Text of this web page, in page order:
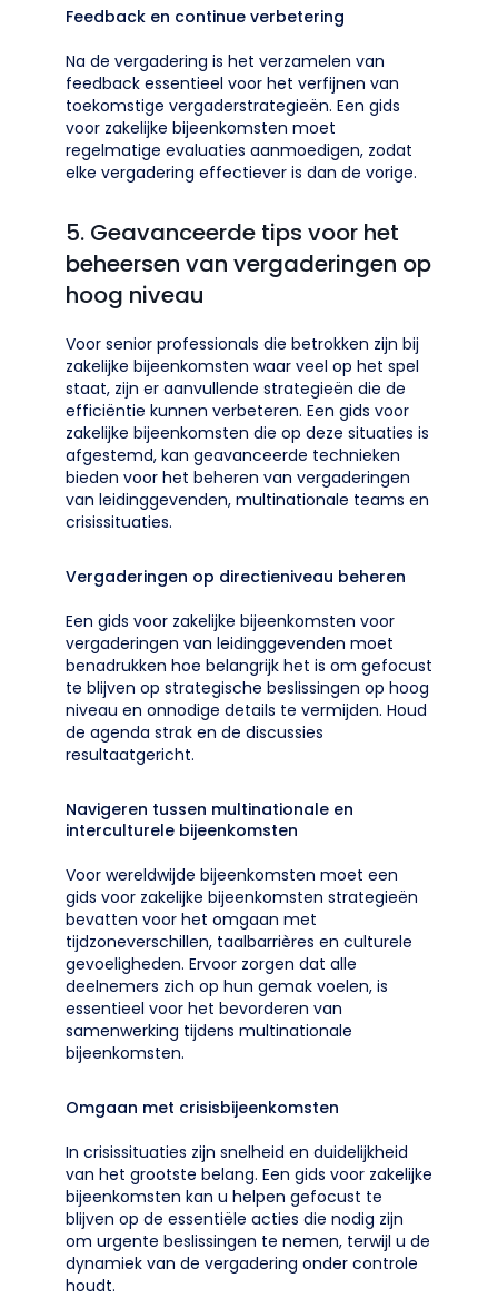
Feedback en continue verbetering
Na de vergadering is het verzamelen van
feedback essentieel voor het verfijnen van
toekomstige vergaderstrategieën. Een gids
voor zakelijke bijeenkomsten moet
regelmatige evaluaties aanmoedigen, zodat
elke vergadering effectiever is dan de vorige.
5. Geavanceerde tips voor het
beheersen van vergaderingen op
hoog niveau
Voor senior professionals die betrokken zijn bij
zakelijke bijeenkomsten waar veel op het spel
staat, zijn er aanvullende strategieën die de
efficiëntie kunnen verbeteren. Een gids voor
zakelijke bijeenkomsten die op deze situaties is
afgestemd, kan geavanceerde technieken
bieden voor het beheren van vergaderingen
van leidinggevenden, multinationale teams en
crisissituaties.
Vergaderingen op directieniveau beheren
Een gids voor zakelijke bijeenkomsten voor
vergaderingen van leidinggevenden moet
benadrukken hoe belangrijk het is om gefocust
te blijven op strategische beslissingen op hoog
niveau en onnodige details te vermijden. Houd
de agenda strak en de discussies
resultaatgericht.
Navigeren tussen multinationale en
interculturele bijeenkomsten
Voor wereldwijde bijeenkomsten moet een
gids voor zakelijke bijeenkomsten strategieën
bevatten voor het omgaan met
tijdzoneverschillen, taalbarrières en culturele
gevoeligheden. Ervoor zorgen dat alle
deelnemers zich op hun gemak voelen, is
essentieel voor het bevorderen van
samenwerking tijdens multinationale
bijeenkomsten.
Omgaan met crisisbijeenkomsten
In crisissituaties zijn snelheid en duidelijkheid
van het grootste belang. Een gids voor zakelijke
bijeenkomsten kan u helpen gefocust te
blijven op de essentiële acties die nodig zijn
om urgente beslissingen te nemen, terwijl u de
dynamiek van de vergadering onder controle
houdt.